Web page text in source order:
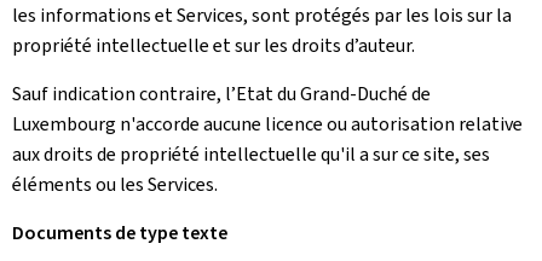
les informations et Services, sont protégés par les lois sur la
propriété intellectuelle et sur les droits d’auteur.
Sauf indication contraire, l’Etat du Grand-Duché de
Luxembourg n'accorde aucune licence ou autorisation relative
aux droits de propriété intellectuelle qu'il a sur ce site, ses
éléments ou les Services.
Documents de type texte